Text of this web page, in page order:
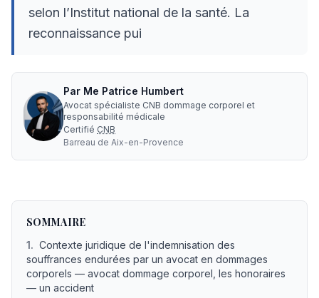
selon l’Institut national de la santé. La
reconnaissance pui
Par Me Patrice Humbert
Avocat spécialiste CNB dommage corporel et
responsabilité médicale
Certifié CNB
Barreau de Aix-en-Provence
SOMMAIRE
1. Contexte juridique de l'indemnisation des
souffrances endurées par un avocat en dommages
corporels — avocat dommage corporel, les honoraires
— un accident